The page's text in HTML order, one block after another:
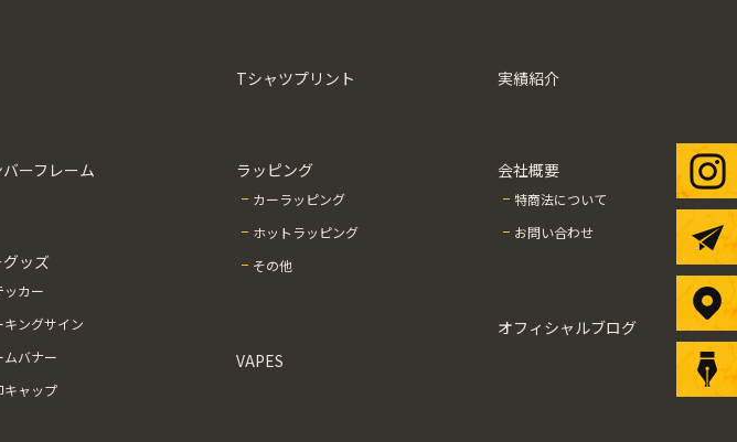
ーフレーム
ッズ
ッカー
ングサイン
ムバナー
キャップ
Tシャツプリント
ラッピング
カーラッピング
ホットラッピング
その他
VAPES
実績紹介
会社概要
特商法について
お問い合わせ
オフィシャルブログ